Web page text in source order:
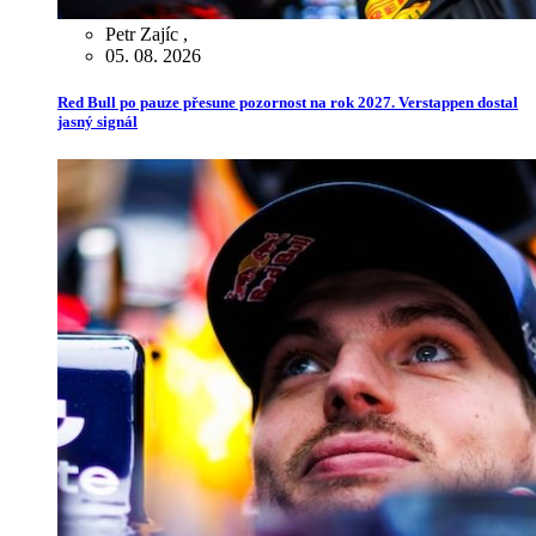
Petr Zajíc ,
05. 08. 2026
Red Bull po pauze přesune pozornost na rok 2027. Verstappen dostal
jasný signál